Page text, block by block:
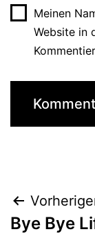
Meinen
Website in
Bye Bye